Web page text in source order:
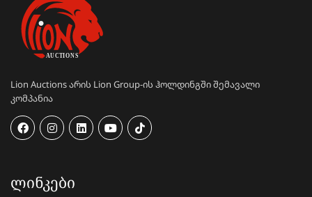
Lion Auctions არის Lion Group-ის ჰოლდინგში შემავალი
კომპანია
ᲚᲘᲜᲙᲔᲑᲘ